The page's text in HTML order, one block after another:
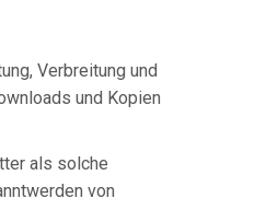
Verbreitung und
und Kopien
als solche
von